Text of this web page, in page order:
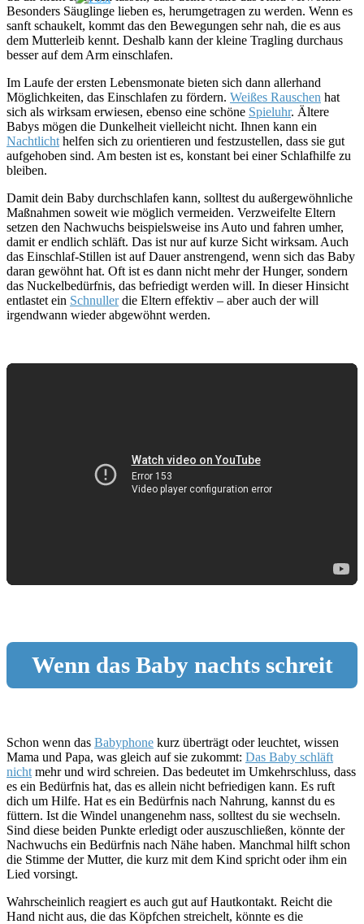
Besonders Säuglinge lieben es, herumgetragen zu werden. Wenn es
sanft schaukelt, kommt das den Bewegungen sehr nah, die es aus
dem Mutterleib kennt. Deshalb kann der kleine Tragling durchaus
besser auf dem Arm einschlafen.
Im Laufe der ersten Lebensmonate bieten sich dann allerhand
Möglichkeiten, das Einschlafen zu fördern. Weißes Rauschen hat
sich als wirksam erwiesen, ebenso eine schöne Spieluhr. Ältere
Babys mögen die Dunkelheit vielleicht nicht. Ihnen kann ein
Nachtlicht helfen sich zu orientieren und festzustellen, dass sie gut
aufgehoben sind. Am besten ist es, konstant bei einer Schlafhilfe zu
bleiben.
Damit dein Baby durchschlafen kann, solltest du außergewöhnliche
Maßnahmen soweit wie möglich vermeiden. Verzweifelte Eltern
setzen den Nachwuchs beispielsweise ins Auto und fahren umher,
damit er endlich schläft. Das ist nur auf kurze Sicht wirksam. Auch
das Einschlaf-Stillen ist auf Dauer anstrengend, wenn sich das Baby
daran gewöhnt hat. Oft ist es dann nicht mehr der Hunger, sondern
das Nuckelbedürfnis, das befriedigt werden will. In dieser Hinsicht
entlastet ein Schnullerdie Eltern effektiv – aber auch der will
irgendwann wieder abgewöhnt werden.
Wenn das Baby nachts schreit
Schon wenn das Babyphone kurz überträgt oder leuchtet, wissen
Mama und Papa, was gleich auf sie zukommt: Das Baby schläft
nicht mehr und wird schreien. Das bedeutet im Umkehrschluss, dass
es ein Bedürfnis hat, das es allein nicht befriedigen kann. Es ruft
dich um Hilfe. Hat es ein Bedürfnis nach Nahrung, kannst du es
füttern. Ist die Windel unangenehm nass, solltest du sie wechseln.
Sind diese beiden Punkte erledigt oder auszuschließen, könnte der
Nachwuchs ein Bedürfnis nach Nähe haben. Manchmal hilft schon
die Stimme der Mutter, die kurz mit dem Kind spricht oder ihm ein
Lied vorsingt.
Wahrscheinlich reagiert es auch gut auf Hautkontakt. Reicht die
Hand nicht aus, die das Köpfchen streichelt, könnte es die